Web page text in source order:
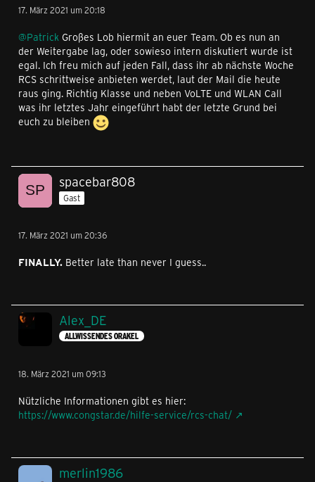
17. März 2021 um 20:18
@Patrick Großes Lob hiermit an euer Team. Ob es nun an
der Weitergabe lag, oder sowieso intern diskutiert wurde ist
egal. Ich freu mich auf jeden Fall, dass ihr ab nächste Woche
RCS schrittweise anbieten werdet, laut der Mail die heute
raus ging. Richtig Klasse und neben VoLTE und WLAN Call
was ihr letztes Jahr eingeführt habt der letzte Grund bei
euch zu bleiben
spacebar808
Gast
17. März 2021 um 20:36
FINALLY. Better late than never I guess..
Alex_DE
ALLWISSENDES ORAKEL
18. März 2021 um 09:13
Nützliche Informationen gibt es hier:
https://www.congstar.de/hilfe-service/rcs-chat/
merlin1986